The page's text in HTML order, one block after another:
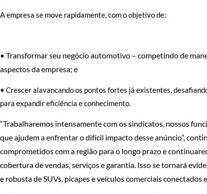
A empresa se move rapidamente, com o objetivo de:
• Transformar seu negócio automotivo – competindo de
aspectos da empresa; e
• Crescer alavancando os pontos fortes já existentes,
para expandir eficiência e conhecimento.
“Trabalharemos intensamente com os sindicatos, nossos
que ajudem a enfrentar o difícil impacto desse anúncio”,
comprometidos com a região para o longo prazo e
cobertura de vendas, serviços e garantia. Isso se tornará
e robusta de SUVs, picapes e veículos comerciais conectados